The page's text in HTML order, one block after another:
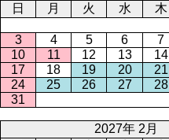
日
月 火 水 木
3
4 5 6 7
10
11 12 13 14
17
18 19 20 21
24
25 26 27 28
31
2027年 2月